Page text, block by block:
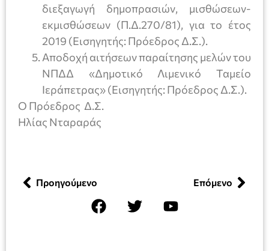
διεξαγωγή δημοπρασιών, μισθώσεων-
εκμισθώσεων (Π.Δ.270/81), για το έτος
2019 (Εισηγητής: Πρόεδρος Δ.Σ.).
Αποδοχή αιτήσεων παραίτησης μελών του
ΝΠΔΔ «Δημοτικό Λιμενικό Ταμείο
Ιεράπετρας» (Εισηγητής: Πρόεδρος Δ.Σ.).
Ο Πρόεδρος Δ.Σ.
Ηλίας Νταραράς
Προηγούμενο Επόμενο